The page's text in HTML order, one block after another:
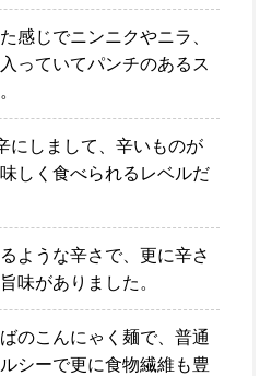
感じでニンニクやニラ、
っていてパンチのあるス
にしまして、辛いものが
しく食べられるレベルだ
ような辛さで、更に辛さ
味がありました。
のこんにゃく麺で、普通
シーで更に食物繊維も豊